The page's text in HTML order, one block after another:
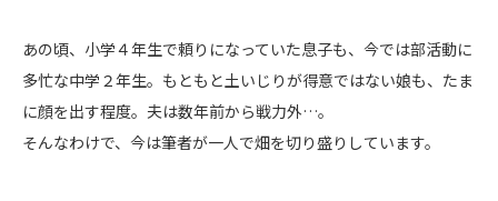
あの頃、小学４年生で頼りになっていた息子も、今では部活動に
多忙な中学２年生。もともと土いじりが得意ではない娘も、たま
に顔を出す程度。夫は数年前から戦力外…。
そんなわけで、今は筆者が一人で畑を切り盛りしています。